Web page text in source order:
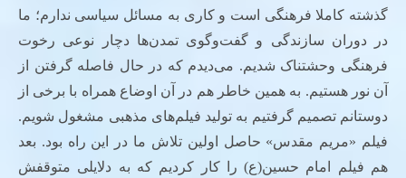
گذشته کاملا فرهنگی است و کاری به مسائل سیاسی ندارم؛ ما
در دوران سازندگی و گفت‌وگوی تمدن‌ها دچار نوعی رخوت
فرهنگی وحشتناک شدیم. می‌دیدم که در حال فاصله گرفتن از
آن نور هستیم. به همین خاطر هم در آن اوضاع همراه با برخی از
دوستانم تصمیم گرفتیم به تولید فیلم‌های مذهبی مشغول شویم.
فیلم «مریم مقدس» حاصل اولین تلاش ما در این راه بود. بعد
هم فیلم امام حسین(ع) را کار کردیم که به دلایلی متوقفش